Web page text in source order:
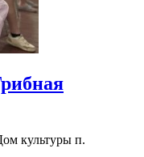
культуры п.